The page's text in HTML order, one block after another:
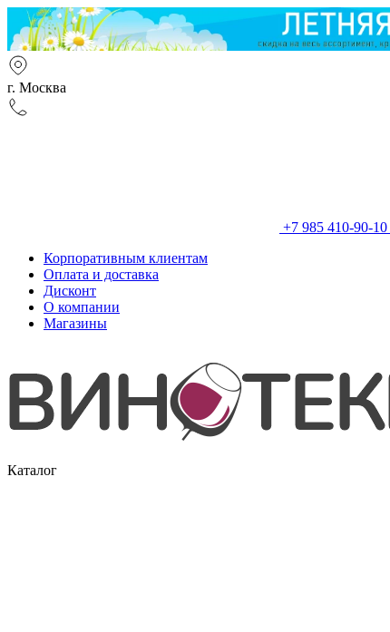
г. Москва
+7 985 410-90-10
Корпоративным клиентам
Оплата и доставка
Дисконт
О компании
Магазины
Каталог